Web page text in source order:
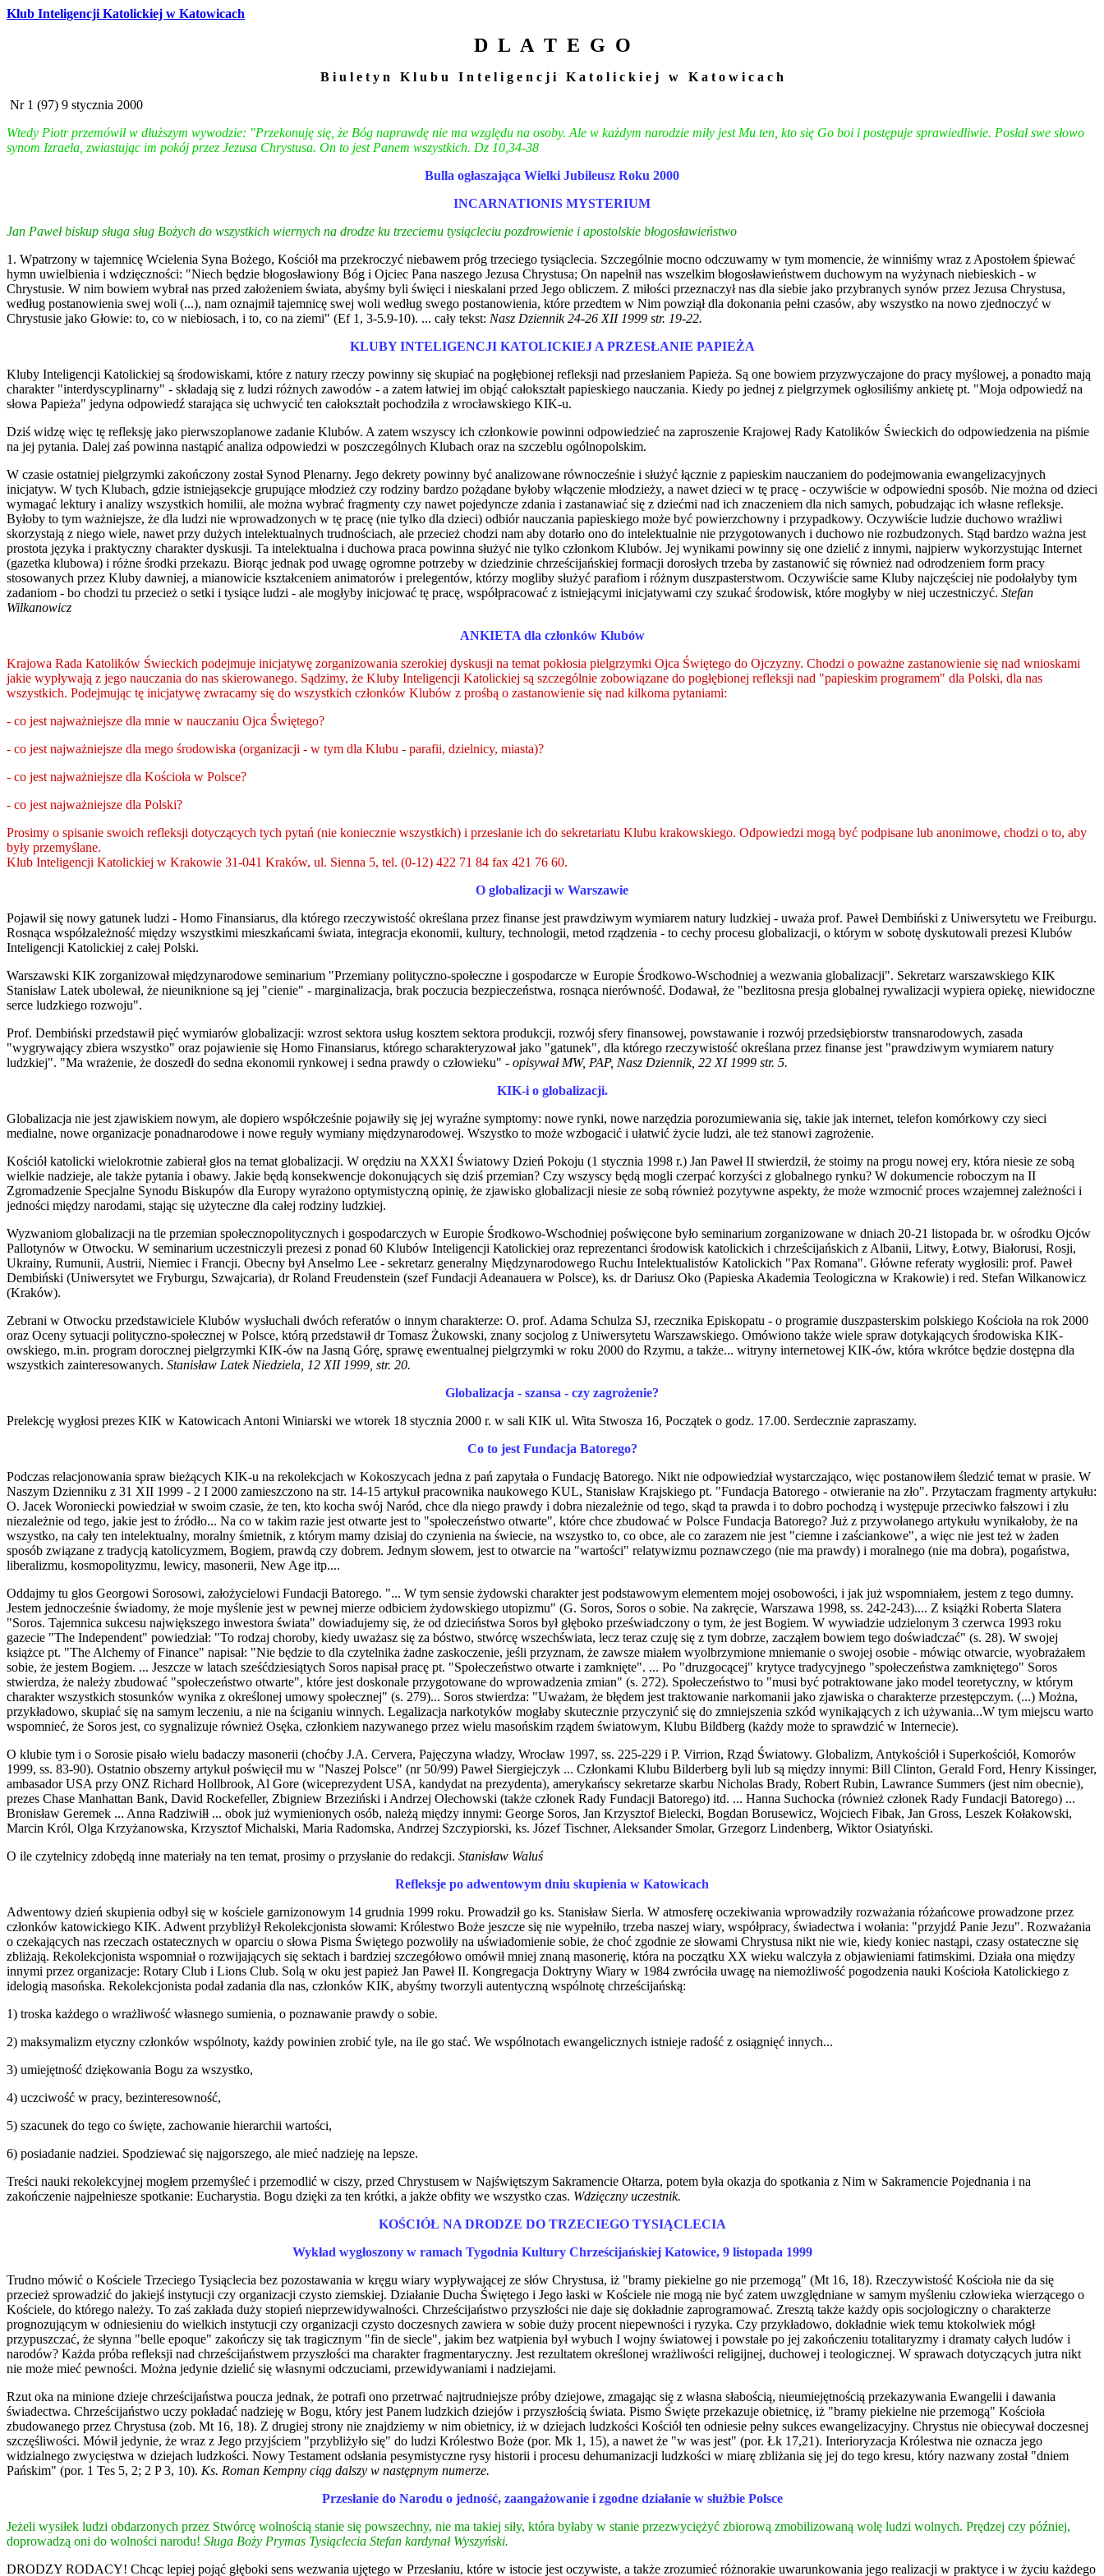
Klub Inteligencji Katolickiej w Katowicach
D L A T E G O
B i u l e t y n K l u b u I n t e l i g e n c j i K a t o l i c k i e j w K a t o w i c a c h
Nr 1 (97) 9 stycznia 2000
Wtedy Piotr przemówił w dłuższym wywodzie: "Przekonuję się, że Bóg naprawdę nie ma względu na osoby. Ale w każdym narodzie miły jest Mu ten, kto się Go boi i postępuje sprawiedliwie. Posłał swe słowo
synom Izraela, zwiastując im pokój przez Jezusa Chrystusa. On to jest Panem wszystkich. Dz 10,34-38
Bulla ogłaszająca Wielki Jubileusz Roku 2000
INCARNATIONIS MYSTERIUM
Jan Paweł biskup sługa sług Bożych do wszystkich wiernych na drodze ku trzeciemu tysiącleciu pozdrowienie i apostolskie błogosławieństwo
1. Wpatrzony w tajemnicę Wcielenia Syna Bożego, Kościół ma przekroczyć niebawem próg trzeciego tysiąclecia. Szczególnie mocno odczuwamy w tym momencie, że winniśmy wraz z Apostołem śpiewać
hymn uwielbienia i wdzięczności: "Niech będzie błogosławiony Bóg i Ojciec Pana naszego Jezusa Chrystusa; On napełnił nas wszelkim błogosławieństwem duchowym na wyżynach niebieskich - w
Chrystusie. W nim bowiem wybrał nas przed założeniem świata, abyśmy byli święci i nieskalani przed Jego obliczem. Z miłości przeznaczył nas dla siebie jako przybranych synów przez Jezusa Chrystusa,
według postanowienia swej woli (...), nam oznajmił tajemnicę swej woli według swego postanowienia, które przedtem w Nim powziął dla dokonania pełni czasów, aby wszystko na nowo zjednoczyć w
Chrystusie jako Głowie: to, co w niebiosach, i to, co na ziemi" (Ef 1, 3-5.9-10). ... cały tekst: Nasz Dziennik 24-26 XII 1999 str. 19-22.
KLUBY INTELIGENCJI KATOLICKIEJ A PRZESŁANIE PAPIEŻA
Kluby Inteligencji Katolickiej są środowiskami, które z natury rzeczy powinny się skupiać na pogłębionej refleksji nad przesłaniem Papieża. Są one bowiem przyzwyczajone do pracy myślowej, a ponadto mają
charakter "interdyscyplinarny" - składają się z ludzi różnych zawodów - a zatem łatwiej im objąć całokształt papieskiego nauczania. Kiedy po jednej z pielgrzymek ogłosiliśmy ankietę pt. "Moja odpowiedź na
słowa Papieża" jedyna odpowiedź starająca się uchwycić ten całokształt pochodziła z wrocławskiego KIK-u.
Dziś widzę więc tę refleksję jako pierwszoplanowe zadanie Klubów. A zatem wszyscy ich członkowie powinni odpowiedzieć na zaproszenie Krajowej Rady Katolików Świeckich do odpowiedzenia na piśmie
na jej pytania. Dalej zaś powinna nastąpić analiza odpowiedzi w poszczególnych Klubach oraz na szczeblu ogólnopolskim.
W czasie ostatniej pielgrzymki zakończony został Synod Plenarny. Jego dekrety powinny być analizowane równocześnie i służyć łącznie z papieskim nauczaniem do podejmowania ewangelizacyjnych
inicjatyw. W tych Klubach, gdzie istniejąsekcje grupujące młodzież czy rodziny bardzo pożądane byłoby włączenie młodzieży, a nawet dzieci w tę pracę - oczywiście w odpowiedni sposób. Nie można od dzieci
wymagać lektury i analizy wszystkich homilii, ale można wybrać fragmenty czy nawet pojedyncze zdania i zastanawiać się z dziećmi nad ich znaczeniem dla nich samych, pobudzając ich własne refleksje.
Byłoby to tym ważniejsze, że dla ludzi nie wprowadzonych w tę pracę (nie tylko dla dzieci) odbiór nauczania papieskiego może być powierzchowny i przypadkowy. Oczywiście ludzie duchowo wrażliwi
skorzystają z niego wiele, nawet przy dużych intelektualnych trudnościach, ale przecież chodzi nam aby dotarło ono do intelektualnie nie przygotowanych i duchowo nie rozbudzonych. Stąd bardzo ważna jest
prostota języka i praktyczny charakter dyskusji. Ta intelektualna i duchowa praca powinna służyć nie tylko członkom Klubów. Jej wynikami powinny się one dzielić z innymi, najpierw wykorzystując Internet
(gazetka klubowa) i różne środki przekazu. Biorąc jednak pod uwagę ogromne potrzeby w dziedzinie chrześcijańskiej formacji dorosłych trzeba by zastanowić się również nad odrodzeniem form pracy
stosowanych przez Kluby dawniej, a mianowicie kształceniem animatorów i prelegentów, którzy mogliby służyć parafiom i różnym duszpasterstwom. Oczywiście same Kluby najczęściej nie podołałyby tym
zadaniom - bo chodzi tu przecież o setki i tysiące ludzi - ale mogłyby inicjować tę pracę, współpracować z istniejącymi inicjatywami czy szukać środowisk, które mogłyby w niej uczestniczyć. Stefan
Wilkanowicz
ANKIETA dla członków Klubów
Krajowa Rada Katolików Świeckich podejmuje inicjatywę zorganizowania szerokiej dyskusji na temat pokłosia pielgrzymki Ojca Świętego do Ojczyzny. Chodzi o poważne zastanowienie się nad wnioskami
jakie wypływają z jego nauczania do nas skierowanego. Sądzimy, że Kluby Inteligencji Katolickiej są szczególnie zobowiązane do pogłębionej refleksji nad "papieskim programem" dla Polski, dla nas
wszystkich. Podejmując tę inicjatywę zwracamy się do wszystkich członków Klubów z prośbą o zastanowienie się nad kilkoma pytaniami:
- co jest najważniejsze dla mnie w nauczaniu Ojca Świętego?
- co jest najważniejsze dla mego środowiska (organizacji - w tym dla Klubu - parafii, dzielnicy, miasta)?
- co jest najważniejsze dla Kościoła w Polsce?
- co jest najważniejsze dla Polski?
Prosimy o spisanie swoich refleksji dotyczących tych pytań (nie koniecznie wszystkich) i przesłanie ich do sekretariatu Klubu krakowskiego. Odpowiedzi mogą być podpisane lub anonimowe, chodzi o to, aby
były przemyślane.
Klub Inteligencji Katolickiej w Krakowie 31-041 Kraków, ul. Sienna 5, tel. (0-12) 422 71 84 fax 421 76 60.
O globalizacji w Warszawie
Pojawił się nowy gatunek ludzi - Homo Finansiarus, dla którego rzeczywistość określana przez finanse jest prawdziwym wymiarem natury ludzkiej - uważa prof. Paweł Dembiński z Uniwersytetu we Freiburgu.
Rosnąca współzależność między wszystkimi mieszkańcami świata, integracja ekonomii, kultury, technologii, metod rządzenia - to cechy procesu globalizacji, o którym w sobotę dyskutowali prezesi Klubów
Inteligencji Katolickiej z całej Polski.
Warszawski KIK zorganizował międzynarodowe seminarium "Przemiany polityczno-społeczne i gospodarcze w Europie Środkowo-Wschodniej a wezwania globalizacji". Sekretarz warszawskiego KIK
Stanisław Latek ubolewał, że nieuniknione są jej "cienie" - marginalizacja, brak poczucia bezpieczeństwa, rosnąca nierówność. Dodawał, że "bezlitosna presja globalnej rywalizacji wypiera opiekę, niewidoczne
serce ludzkiego rozwoju".
Prof. Dembiński przedstawił pięć wymiarów globalizacji: wzrost sektora usług kosztem sektora produkcji, rozwój sfery finansowej, powstawanie i rozwój przedsiębiorstw transnarodowych, zasada
"wygrywający zbiera wszystko" oraz pojawienie się Homo Finansiarus, którego scharakteryzował jako "gatunek", dla którego rzeczywistość określana przez finanse jest "prawdziwym wymiarem natury
ludzkiej". "Ma wrażenie, że doszedł do sedna ekonomii rynkowej i sedna prawdy o człowieku" - opisywał MW, PAP, Nasz Dziennik, 22 XI 1999 str. 5.
KIK-i o globalizacji.
Globalizacja nie jest zjawiskiem nowym, ale dopiero współcześnie pojawiły się jej wyraźne symptomy: nowe rynki, nowe narzędzia porozumiewania się, takie jak internet, telefon komórkowy czy sieci
medialne, nowe organizacje ponadnarodowe i nowe reguły wymiany międzynarodowej. Wszystko to może wzbogacić i ułatwić życie ludzi, ale też stanowi zagrożenie.
Kościół katolicki wielokrotnie zabierał głos na temat globalizacji. W orędziu na XXXI Światowy Dzień Pokoju (1 stycznia 1998 r.) Jan Paweł II stwierdził, że stoimy na progu nowej ery, która niesie ze sobą
wielkie nadzieje, ale także pytania i obawy. Jakie będą konsekwencje dokonujących się dziś przemian? Czy wszyscy będą mogli czerpać korzyści z globalnego rynku? W dokumencie roboczym na II
Zgromadzenie Specjalne Synodu Biskupów dla Europy wyrażono optymistyczną opinię, że zjawisko globalizacji niesie ze sobą również pozytywne aspekty, że może wzmocnić proces wzajemnej zależności i
jedności między narodami, stając się użyteczne dla całej rodziny ludzkiej.
Wyzwaniom globalizacji na tle przemian społecznopolitycznych i gospodarczych w Europie Środkowo-Wschodniej poświęcone było seminarium zorganizowane w dniach 20-21 listopada br. w ośrodku Ojców
Pallotynów w Otwocku. W seminarium uczestniczyli prezesi z ponad 60 Klubów Inteligencji Katolickiej oraz reprezentanci środowisk katolickich i chrześcijańskich z Albanii, Litwy, Łotwy, Białorusi, Rosji,
Ukrainy, Rumunii, Austrii, Niemiec i Francji. Obecny był Anselmo Lee - sekretarz generalny Międzynarodowego Ruchu Intelektualistów Katolickich "Pax Romana". Główne referaty wygłosili: prof. Paweł
Dembiński (Uniwersytet we Fryburgu, Szwajcaria), dr Roland Freudenstein (szef Fundacji Adeanauera w Polsce), ks. dr Dariusz Oko (Papieska Akademia Teologiczna w Krakowie) i red. Stefan Wilkanowicz
(Kraków).
Zebrani w Otwocku przedstawiciele Klubów wysłuchali dwóch referatów o innym charakterze: O. prof. Adama Schulza SJ, rzecznika Episkopatu - o programie duszpasterskim polskiego Kościoła na rok 2000
oraz Oceny sytuacji polityczno-społecznej w Polsce, którą przedstawił dr Tomasz Żukowski, znany socjolog z Uniwersytetu Warszawskiego. Omówiono także wiele spraw dotykających środowiska KIK-
owskiego, m.in. program dorocznej pielgrzymki KIK-ów na Jasną Górę, sprawę ewentualnej pielgrzymki w roku 2000 do Rzymu, a także... witryny internetowej KIK-ów, która wkrótce będzie dostępna dla
wszystkich zainteresowanych. Stanisław Latek Niedziela, 12 XII 1999, str. 20.
Globalizacja - szansa - czy zagrożenie?
Prelekcję wygłosi prezes KIK w Katowicach Antoni Winiarski we wtorek 18 stycznia 2000 r. w sali KIK ul. Wita Stwosza 16, Początek o godz. 17.00. Serdecznie zapraszamy.
Co to jest Fundacja Batorego?
Podczas relacjonowania spraw bieżących KIK-u na rekolekcjach w Kokoszycach jedna z pań zapytała o Fundację Batorego. Nikt nie odpowiedział wystarczająco, więc postanowiłem śledzić temat w prasie. W
Naszym Dzienniku z 31 XII 1999 - 2 I 2000 zamieszczono na str. 14-15 artykuł pracownika naukowego KUL, Stanisław Krajskiego pt. "Fundacja Batorego - otwieranie na zło". Przytaczam fragmenty artykułu:
O. Jacek Woroniecki powiedział w swoim czasie, że ten, kto kocha swój Naród, chce dla niego prawdy i dobra niezależnie od tego, skąd ta prawda i to dobro pochodzą i występuje przeciwko fałszowi i złu
niezależnie od tego, jakie jest to źródło... Na co w takim razie jest otwarte jest to "społeczeństwo otwarte", które chce zbudować w Polsce Fundacja Batorego? Już z przywołanego artykułu wynikałoby, że na
wszystko, na cały ten intelektualny, moralny śmietnik, z którym mamy dzisiaj do czynienia na świecie, na wszystko to, co obce, ale co zarazem nie jest "ciemne i zaściankowe", a więc nie jest też w żaden
sposób związane z tradycją katolicyzmem, Bogiem, prawdą czy dobrem. Jednym słowem, jest to otwarcie na "wartości" relatywizmu poznawczego (nie ma prawdy) i moralnego (nie ma dobra), pogaństwa,
liberalizmu, kosmopolityzmu, lewicy, masonerii, New Age itp....
Oddajmy tu głos Georgowi Sorosowi, założycielowi Fundacji Batorego. "... W tym sensie żydowski charakter jest podstawowym elementem mojej osobowości, i jak już wspomniałem, jestem z tego dumny.
Jestem jednocześnie świadomy, że moje myślenie jest w pewnej mierze odbiciem żydowskiego utopizmu" (G. Soros, Soros o sobie. Na zakręcie, Warszawa 1998, ss. 242-243).... Z książki Roberta Slatera
"Soros. Tajemnica sukcesu największego inwestora świata" dowiadujemy się, że od dzieciństwa Soros był głęboko przeświadczony o tym, że jest Bogiem. W wywiadzie udzielonym 3 czerwca 1993 roku
gazecie "The Independent" powiedział: "To rodzaj choroby, kiedy uważasz się za bóstwo, stwórcę wszechświata, lecz teraz czuję się z tym dobrze, zacząłem bowiem tego doświadczać" (s. 28). W swojej
książce pt. "The Alchemy of Finance" napisał: "Nie będzie to dla czytelnika żadne zaskoczenie, jeśli przyznam, że zawsze miałem wyolbrzymione mniemanie o swojej osobie - mówiąc otwarcie, wyobrażałem
sobie, że jestem Bogiem. ... Jeszcze w latach sześćdziesiątych Soros napisał pracę pt. "Społeczeństwo otwarte i zamknięte". ... Po "druzgocącej" krytyce tradycyjnego "społeczeństwa zamkniętego" Soros
stwierdza, że należy zbudować "społeczeństwo otwarte", które jest doskonale przygotowane do wprowadzenia zmian" (s. 272). Społeczeństwo to "musi być potraktowane jako model teoretyczny, w którym
charakter wszystkich stosunków wynika z określonej umowy społecznej" (s. 279)... Soros stwierdza: "Uważam, że błędem jest traktowanie narkomanii jako zjawiska o charakterze przestępczym. (...) Można,
przykładowo, skupiać się na samym leczeniu, a nie na ściganiu winnych. Legalizacja narkotyków mogłaby skutecznie przyczynić się do zmniejszenia szkód wynikających z ich używania...W tym miejscu warto
wspomnieć, że Soros jest, co sygnalizuje również Osęka, członkiem nazywanego przez wielu masońskim rządem światowym, Klubu Bildberg (każdy może to sprawdzić w Internecie).
O klubie tym i o Sorosie pisało wielu badaczy masonerii (choćby J.A. Cervera, Pajęczyna władzy, Wrocław 1997, ss. 225-229 i P. Virrion, Rząd Światowy. Globalizm, Antykościół i Superkościół, Komorów
1999, ss. 83-90). Ostatnio obszerny artykuł poświęcił mu w "Naszej Polsce" (nr 50/99) Paweł Siergiejczyk ... Członkami Klubu Bilderberg byli lub są między innymi: Bill Clinton, Gerald Ford, Henry Kissinger,
ambasador USA przy ONZ Richard Hollbrook, Al Gore (wiceprezydent USA, kandydat na prezydenta), amerykańscy sekretarze skarbu Nicholas Brady, Robert Rubin, Lawrance Summers (jest nim obecnie),
prezes Chase Manhattan Bank, David Rockefeller, Zbigniew Brzeziński i Andrzej Olechowski (także członek Rady Fundacji Batorego) itd. ... Hanna Suchocka (również członek Rady Fundacji Batorego) ...
Bronisław Geremek ... Anna Radziwiłł ... obok już wymienionych osób, należą między innymi: George Soros, Jan Krzysztof Bielecki, Bogdan Borusewicz, Wojciech Fibak, Jan Gross, Leszek Kołakowski,
Marcin Król, Olga Krzyżanowska, Krzysztof Michalski, Maria Radomska, Andrzej Szczypiorski, ks. Józef Tischner, Aleksander Smolar, Grzegorz Lindenberg, Wiktor Osiatyński.
O ile czytelnicy zdobędą inne materiały na ten temat, prosimy o przysłanie do redakcji. Stanisław Waluś
Refleksje po adwentowym dniu skupienia w Katowicach
Adwentowy dzień skupienia odbył się w kościele garnizonowym 14 grudnia 1999 roku. Prowadził go ks. Stanisław Sierla. W atmosferę oczekiwania wprowadziły rozważania różańcowe prowadzone przez
członków katowickiego KIK. Adwent przybliżył Rekolekcjonista słowami: Królestwo Boże jeszcze się nie wypełniło, trzeba naszej wiary, współpracy, świadectwa i wołania: "przyjdź Panie Jezu". Rozważania
o czekających nas rzeczach ostatecznych w oparciu o słowa Pisma Świętego pozwoliły na uświadomienie sobie, że choć zgodnie ze słowami Chrystusa nikt nie wie, kiedy koniec nastąpi, czasy ostateczne się
zbliżają. Rekolekcjonista wspomniał o rozwijających się sektach i bardziej szczegółowo omówił mniej znaną masonerię, która na początku XX wieku walczyła z objawieniami fatimskimi. Działa ona między
innymi przez organizacje: Rotary Club i Lions Club. Solą w oku jest papież Jan Paweł II. Kongregacja Doktryny Wiary w 1984 zwróciła uwagę na niemożliwość pogodzenia nauki Kościoła Katolickiego z
idelogią masońska. Rekolekcjonista podał zadania dla nas, członków KIK, abyśmy tworzyli autentyczną wspólnotę chrześcijańską:
1) troska każdego o wrażliwość własnego sumienia, o poznawanie prawdy o sobie.
2) maksymalizm etyczny członków wspólnoty, każdy powinien zrobić tyle, na ile go stać. We wspólnotach ewangelicznych istnieje radość z osiągnięć innych...
3) umiejętność dziękowania Bogu za wszystko,
4) uczciwość w pracy, bezinteresowność,
5) szacunek do tego co święte, zachowanie hierarchii wartości,
6) posiadanie nadziei. Spodziewać się najgorszego, ale mieć nadzieję na lepsze.
Treści nauki rekolekcyjnej mogłem przemyśleć i przemodlić w ciszy, przed Chrystusem w Najświętszym Sakramencie Ołtarza, potem była okazja do spotkania z Nim w Sakramencie Pojednania i na
zakończenie najpełniesze spotkanie: Eucharystia. Bogu dzięki za ten krótki, a jakże obfity we wszystko czas. Wdzięczny uczestnik.
KOŚCIÓŁ NA DRODZE DO TRZECIEGO TYSIĄCLECIA
Wykład wygłoszony w ramach Tygodnia Kultury Chrześcijańskiej Katowice, 9 listopada 1999
Trudno mówić o Kościele Trzeciego Tysiąclecia bez pozostawania w kręgu wiary wypływającej ze słów Chrystusa, iż "bramy piekielne go nie przemogą" (Mt 16, 18). Rzeczywistość Kościoła nie da się
przecież sprowadzić do jakiejś instytucji czy organizacji czysto ziemskiej. Działanie Ducha Świętego i Jego łaski w Kościele nie mogą nie być zatem uwzględniane w samym myśleniu człowieka wierzącego o
Kościele, do którego należy. To zaś zakłada duży stopień nieprzewidywalności. Chrześcijaństwo przyszłości nie daje się dokładnie zaprogramować. Zresztą także każdy opis socjologiczny o charakterze
prognozującym w odniesieniu do wielkich instytucji czy organizacji czysto doczesnych zawiera w sobie duży procent niepewności i ryzyka. Czy przykładowo, dokładnie wiek temu ktokolwiek mógł
przypuszczać, że słynna "belle epoque" zakończy się tak tragicznym "fin de siecle", jakim bez watpienia był wybuch I wojny światowej i powstałe po jej zakończeniu totalitaryzmy i dramaty całych ludów i
narodów? Każda próba refleksji nad chrześcijaństwem przyszłości ma charakter fragmentaryczny. Jest rezultatem określonej wrażliwości religijnej, duchowej i teologicznej. W sprawach dotyczących jutra nikt
nie może mieć pewności. Można jedynie dzielić się własnymi odczuciami, przewidywaniami i nadziejami.
Rzut oka na minione dzieje chrześcijaństwa poucza jednak, że potrafi ono przetrwać najtrudniejsze próby dziejowe, zmagając się z własna słabością, nieumiejętnością przekazywania Ewangelii i dawania
świadectwa. Chrześcijaństwo uczy pokładać nadzieję w Bogu, który jest Panem ludzkich dziejów i przyszłością świata. Pismo Święte przekazuje obietnicę, iż "bramy piekielne nie przemogą" Kościoła
zbudowanego przez Chrystusa (zob. Mt 16, 18). Z drugiej strony nie znajdziemy w nim obietnicy, iż w dziejach ludzkości Kościół ten odniesie pełny sukces ewangelizacyjny. Chrystus nie obiecywał doczesnej
szczęśliwości. Mówił jedynie, że wraz z Jego przyjściem "przybliżyło się" do ludzi Królestwo Boże (por. Mk 1, 15), a nawet że "w was jest" (por. Łk 17,21). Interioryzacja Królestwa nie oznacza jego
widzialnego zwycięstwa w dziejach ludzkości. Nowy Testament odsłania pesymistyczne rysy historii i procesu dehumanizacji ludzkości w miarę zbliżania się jej do tego kresu, który nazwany został "dniem
Pańskim" (por. 1 Tes 5, 2; 2 P 3, 10). Ks. Roman Kempny ciąg dalszy w następnym numerze.
Przesłanie do Narodu o jedność, zaangażowanie i zgodne działanie w służbie Polsce
Jeżeli wysiłek ludzi obdarzonych przez Stwórcę wolnością stanie się powszechny, nie ma takiej siły, która byłaby w stanie przezwyciężyć zbiorową zmobilizowaną wolę ludzi wolnych. Prędzej czy później,
doprowadzą oni do wolności narodu! Sługa Boży Prymas Tysiąclecia Stefan kardynał Wyszyński.
DRODZY RODACY! Chcąc lepiej pojąć głęboki sens wezwania ujętego w Przesłaniu, które w istocie jest oczywiste, a także zrozumieć różnorakie uwarunkowania jego realizacji w praktyce i w życiu każdego